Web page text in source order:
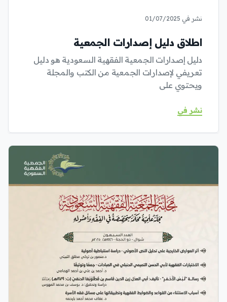
نشر في 01/07/2025
اطلاق دليل إصدارات الجمعية
دليل إصدارات الجمعية الفقهية السعودية هو دليل
تعريفي لإصدارات الجمعية من الكتب والمجلة
ويحتوي على
نشر في